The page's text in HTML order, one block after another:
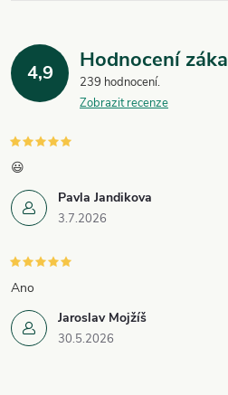
4,9 Hodnocení
239 hodnocení
Zobrazit recenze
Pavla Jandikova
3.7.2026
😃
Jaroslav Mojžíš
30.5.2026
Ano